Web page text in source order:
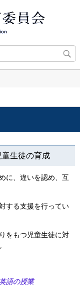
生徒の育成
に、違いを認め、互
する支援を行ってい
をもつ児童生徒に対
語の授業